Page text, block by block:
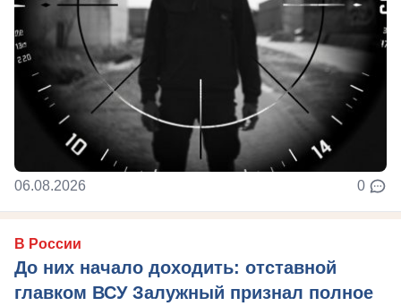
06.08.2026 0
В России
До них начало доходить: отставной
главком ВСУ Залужный признал полное